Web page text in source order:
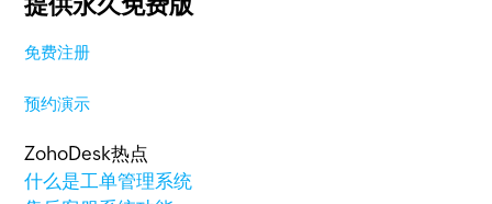
免费注册
预约演示
ZohoDesk热点
什么是工单管理系统